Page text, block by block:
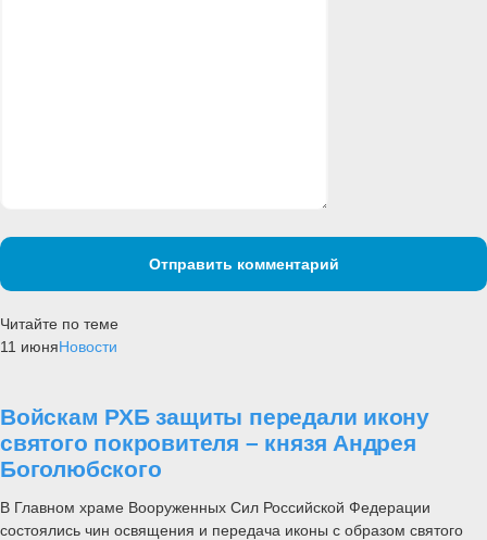
Отправить комментарий
Читайте по теме
11 июняНовости
Войскам РХБ защиты передали икону
святого покровителя – князя Андрея
Боголюбского
В Главном храме Вооруженных Сил Российской Федерации
состоялись чин освящения и передача иконы с образом святого